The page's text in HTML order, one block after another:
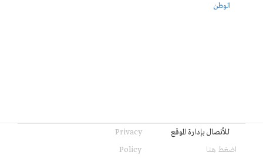
الوطن
للأتصال بإدارة الموقع
اضغط هنا
Privacy
Policy